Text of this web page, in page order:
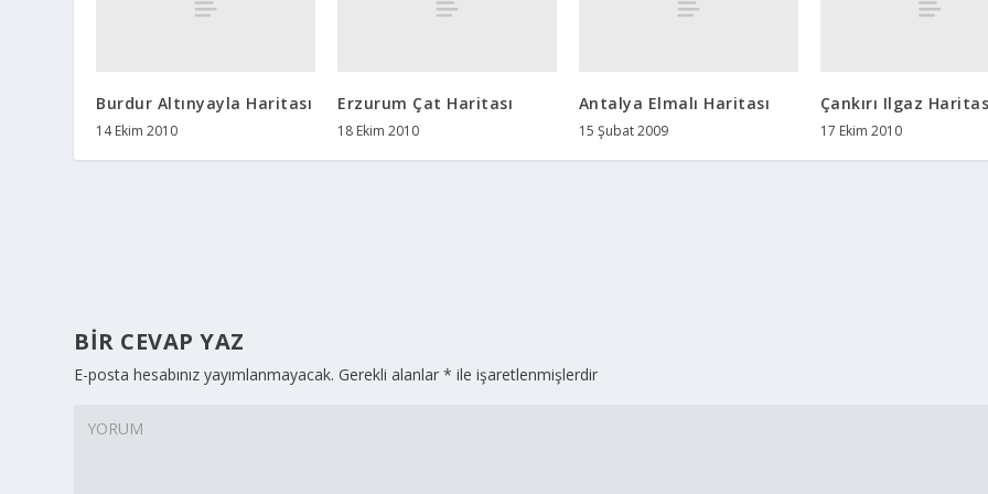
Burdur Altınyayla Haritası
14 Ekim 2010
Erzurum Çat Haritası
18 Ekim 2010
Antalya Elmalı Haritası
15 Şubat 2009
Çankırı Ilgaz
17 Ekim 2010
BIR CEVAP YAZ
E-posta hesabınız yayımlanmayacak. Gerekli alanlar* ile işaretlenmişlerdir